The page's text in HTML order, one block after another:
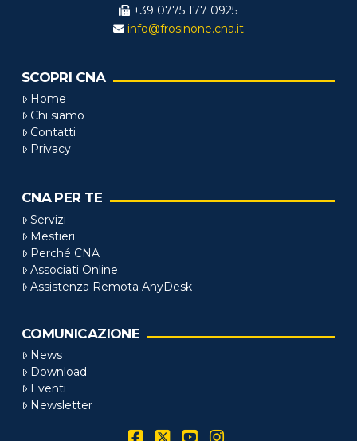
+39 0775 177 0925
info@frosinone.cna.it
SCOPRI CNA
Home
Chi siamo
Contatti
Privacy
CNA PER TE
Servizi
Mestieri
Perché CNA
Associati Online
Assistenza Remota AnyDesk
COMUNICAZIONE
News
Download
Eventi
Newsletter